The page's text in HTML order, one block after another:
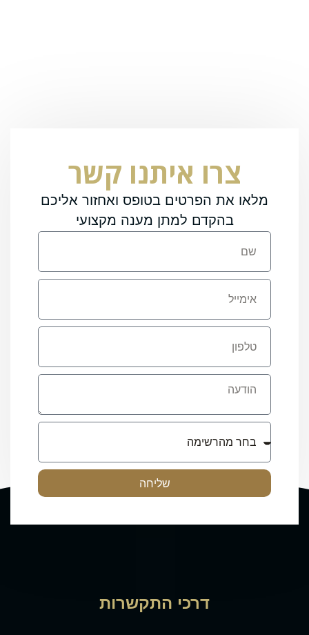
צרו איתנו קשר
מלאו את הפרטים בטופס ואחזור אליכם
בהקדם למתן מענה מקצועי
שליחה
דרכי התקשרות